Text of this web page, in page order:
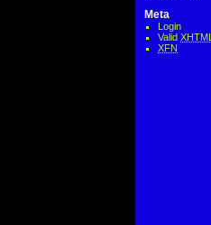
Meta
Login
Valid XHTML
XFN